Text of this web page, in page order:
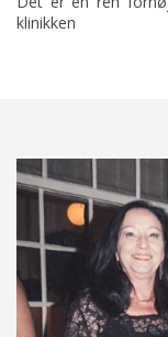
klinikken